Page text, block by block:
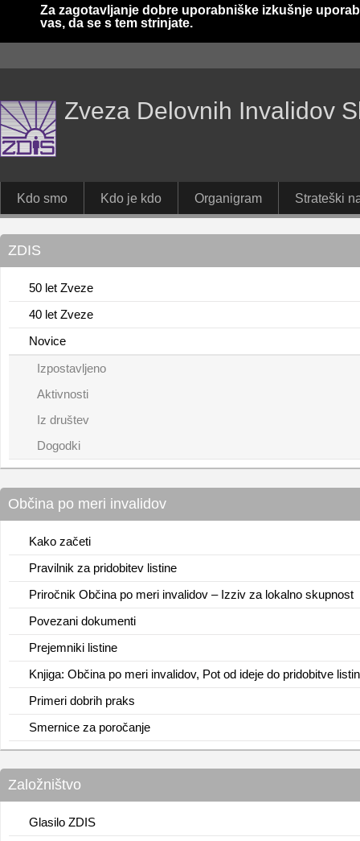
Za zagotavljanje dobre uporabniške izkušnje
vas, da se s tem strinjate.
Zveza Delovnih Invalidov
Kdo smo Kdo je kdo Organigram Strateški
ZDIS
50 let Zveze
40 let Zveze
Novice
Izpostavljeno
Aktivnosti
Iz društev
Dogodki
Občina po meri invalidov
Kako začeti
Pravilnik za pridobitev listine
Priročnik Občina po meri invalidov – Izziv za lokalno skupnost
Povezani dokumenti
Prejemniki listine
Knjiga: Občina po meri invalidov, Pot od ideje do pridobitve
Primeri dobrih praks
Smernice za poročanje
Založništvo
Glasilo ZDIS